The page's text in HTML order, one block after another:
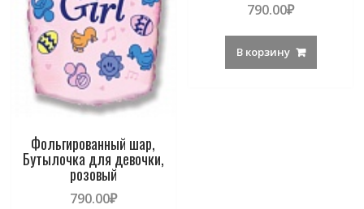
Фольгированный шар,
Бутылочка для девочки,
розовый
790.00₽
790.00₽
В корзину